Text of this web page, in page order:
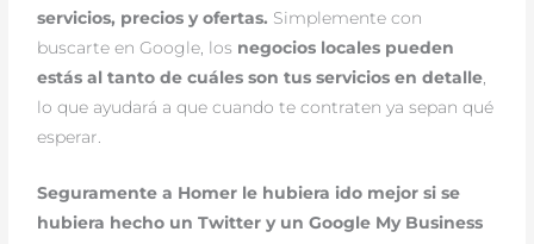
servicios, precios y ofertas. Simplemente con
buscarte en Google, los negocios locales pueden
estás al tanto de cuáles son tus servicios en detalle
lo que ayudará a que cuando te contraten ya sepan qué
esperar.
Seguramente a Homer le hubiera ido mejor si se
hubiera hecho un Twitter y un Google My Business